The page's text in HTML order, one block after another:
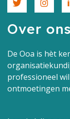
Over ons
De Ooa is hèt
professioneel
ontmoetingen